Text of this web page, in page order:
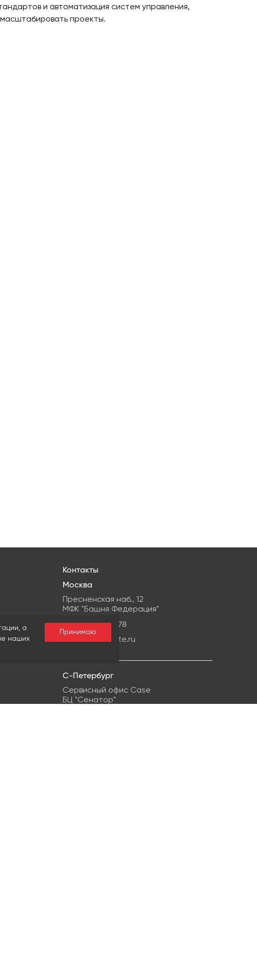
и автоматизация систем управления,
проекты.
Контакты
Москва
Пресненская наб., 12
МФК "Башня Федерация"
+7 499959-08-78
info@ipg-estate.ru
С-Петербург
Сервисный офис Case
БЦ "Сенатор"
а
наших
Принимаю